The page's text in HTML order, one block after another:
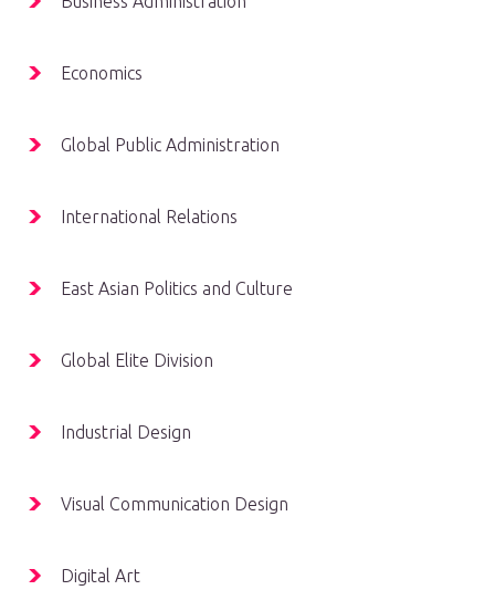
Economics
Global Public Administration
International Relations
East Asian Politics and Culture
Global Elite Division
Industrial Design
Visual Communication Design
Digital Art